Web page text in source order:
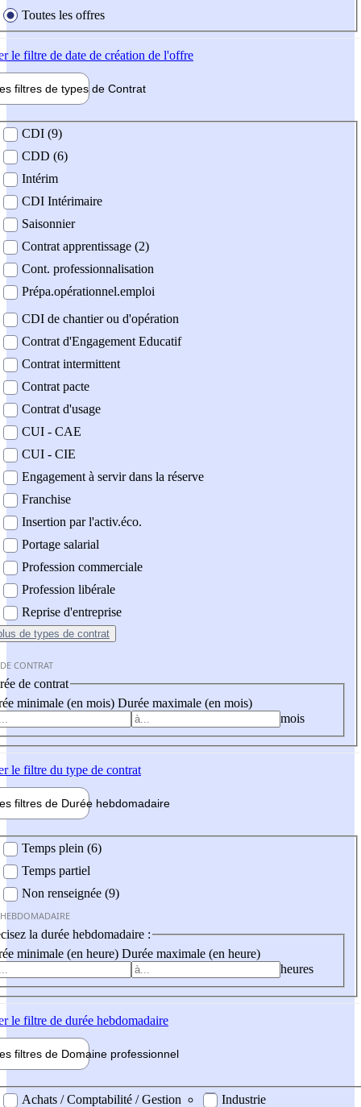
Toutes les offres
le filtre de date de création de l'offre
filtres de types de Contrat
contrat
CDI (9)
CDD (6)
Intérim
CDI Intérimaire
Saisonnier
Contrat apprentissage (2)
Cont. professionnalisation
Prépa.opérationnel.emploi
CDI de chantier ou d'opération
Contrat d'Engagement Educatif
Contrat intermittent
Contrat pacte
Contrat d'usage
CUI - CAE
CUI - CIE
Engagement à servir dans la réserve
Franchise
Insertion par l'activ.éco.
Portage salarial
Profession commerciale
Profession libérale
Reprise d'entreprise
de types de contrat
CONTRAT
de contrat
minimale (en mois) Durée maximale (en mois)
mois
le filtre du type de contrat
filtres de Durée hebdomadaire
Temps plein (6)
Temps partiel
Non renseignée (9)
la durée hebdomadaire :
minimale (en heure) Durée maximale (en heure)
heures
le filtre de durée hebdomadaire
filtres de Domaine professionnel
professionel
Achats / Comptabilité / Gestion
Industrie